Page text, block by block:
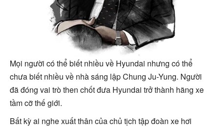
Mọi người có thể biết nhiều về Hyundai nhưng có thể
chưa biết nhiều về nhà sáng lập Chung Ju-Yung. Người
đã đóng vai trò then chốt đưa Hyundai trở thành hãng xe
tầm cỡ thế giới.
Bất kỳ ai nghe xuất thân của chủ tịch tập đoàn xe hơi